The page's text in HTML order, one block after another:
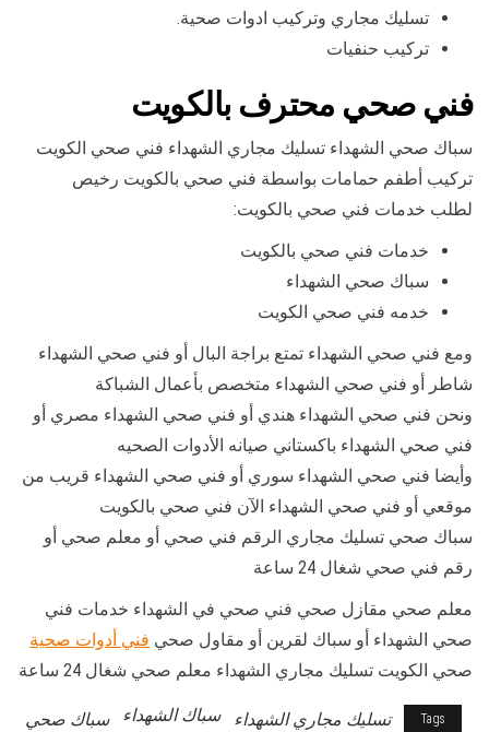
تسليك مجاري وتركيب ادوات صحية.
تركيب حنفيات
فني صحي محترف بالكويت
سباك صحي الشهداء تسليك مجاري الشهداء فني صحي الكويت
تركيب أطفم حمامات بواسطة فني صحي بالكويت رخيص
لطلب خدمات فني صحي بالكويت:
خدمات فني صحي بالكويت
سباك صحي الشهداء
خدمه فني صحي الكويت
ومع فني صحي الشهداء تمتع براجة البال أو فني صحي الشهداء
شاطر أو فني صحي الشهداء متخصص بأعمال الشباكة
ونحن فني صحي الشهداء هندي أو فني صحي الشهداء مصري أو
فني صحي الشهداء باكستاني صيانه الأدوات الصحيه
وأيضا فني صحي الشهداء سوري أو فني صحي الشهداء قريب من
موقعي أو فني صحي الشهداء الآن فني صحي بالكويت
سباك صحي تسليك مجاري الرقم فني صحي أو معلم صحي أو
رقم فني صحي شغال 24 ساعة
معلم صحي مقازل صحي فني صحي في الشهداء خدمات فني
صحي الشهداء أو سباك لقرين أو مقاول صحي فني أدوات صحية
صحي الكويت تسليك مجاري الشهداء معلم صحي شغال 24 ساعة
Tags تسليك مجاري الشهداء سباك الشهداء
سباك صحي